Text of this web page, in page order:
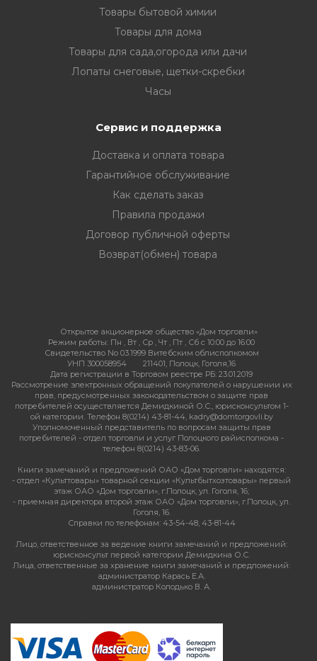
Товары бытовой химии
Товары для дома
Товары для сада,огорода или дачи
Лопаты снеговые, щетки-скребки
Часы
Сервис и поддержка
Доставка и оплата товара
Гарантийное обслуживание
Как сделать заказ
Правила продажи
Договор публичной оферты
Возврат(обмен) товара
Открытое акционерное общество «Дом торговли»
Режим работы: Пн , Вт , Ср , Чт , Пт , Сб c 10:00 до 16:00
Свидетельство No 03.1999 Витебским облисполкомом
УНП 300058954
211401, Полоцк, Гоголя,16
Дата регистрации в Торговом реестре РБ: 23.01.2019
Рассмотрение электронных обращений покупателей о нарушении их
прав, предусмотренных законодательством о защите прав
потребителей осуществляется Демидкиной О.С., юрисконсультом 1-
ой категории. Телефон 8(0214) 43-81-44, kadry@domtorgovli.by
Уполномоченный представитель по вопросам защиты прав
потребителей - отдел торговли и услуг Полоцкого райисполкома -
телефон 8(0214) 43-83-06.
Книги замечаний и предложений ОАО «Дом торговли» находятся:
- отдел «Культтовары» товарной секции «Культбытхозтовары» первый
этаж ОАО «Дом торговли», г.Полоцк, ул. Гоголя, 16;
- приемная директора второй этаж ОАО «Дом торговли», г.Полоцк, ул.
Гоголя, 16.
Справки по телефонам: 43-54-48, 43-81-44
Лицо, ответственное за ведение книги замечаний и предложений:
юрисконсульт первой категории Демидкина О.С.
Лица, ответственные за хранение книги замечаний и предложений:
администратор Карась Е.А.
администратор Колодько В. А.